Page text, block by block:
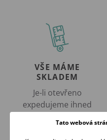
VŠE MÁME
SKLADEM
Je-li otevřeno
expedujeme ihned
Tato webová